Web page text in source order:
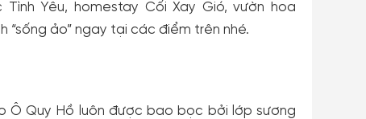
Yêu, homestay Cối Xay Gió, vườn hoa
“sống ảo” ngay tại các điểm trên nhé.
Ô Quy Hồ luôn được bao bọc bởi lớp sương